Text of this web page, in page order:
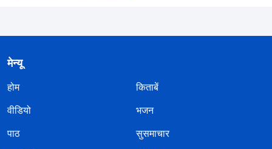
मेन्यू
होम
किताबें
वीडियो
भजन
पाठ
सुसमाचार